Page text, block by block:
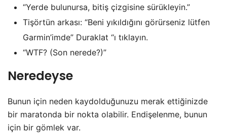
“Yerde bulunursa, bitiş çizgisine sürükleyin.”
Tişörtün arkası: “Beni yıkıldığını görürseniz lütfen
Garmin’imde” Duraklat “ı tıklayın.
“WTF? (Son nerede?)”
Neredeyse
Bunun için neden kaydolduğunuzu merak ettiğinizde
bir maratonda bir nokta olabilir. Endişelenme, bunun
için bir gömlek var.